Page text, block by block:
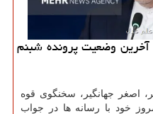
وضعیت پرونده شبنم
اصغر جهانگیر، سخنگوی قوه
خود با رسانه ها در جواب